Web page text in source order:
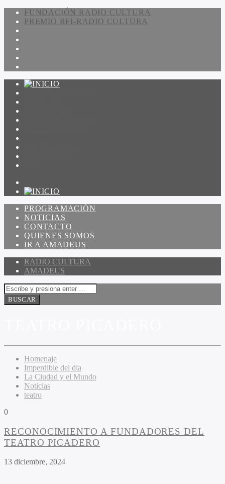
FUNDACIÓN RADIO CULTURA
PREMIO RFI-RADIO CULTURA
PROGRAMACIÓN
NOTICIAS
CONTACTO
QUIENES SOMOS
IR A AMADEUS
RADIO CULTURA
AMADEUS
Homenaje
Imperdible del dia
La Ciudad y el Mundo
Noticias
teatro
0
RECONOCIMIENTO A FUNDADORES DEL
TEATRO PICADERO
13 diciembre, 2024